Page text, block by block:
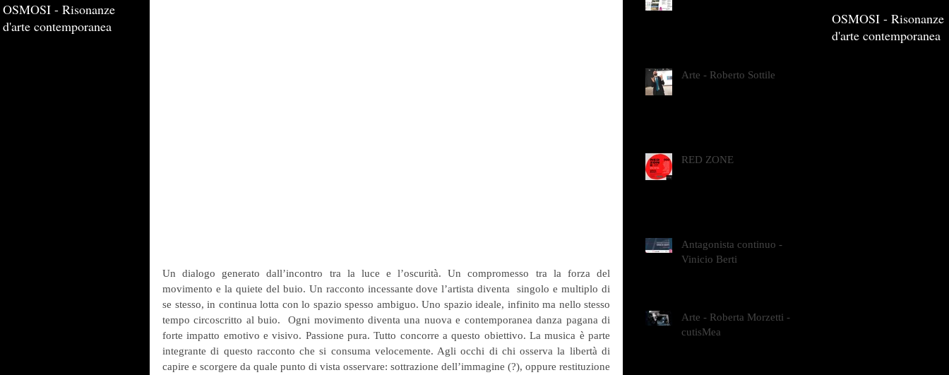
Un dialogo generato dall’incontro tra la luce e l’oscurità. Un compromesso tra la forza del
movimento e la quiete del buio. Un racconto incessante dove l’artista diventa  singolo e multiplo di
se stesso, in continua lotta con lo spazio spesso ambiguo. Uno spazio ideale, infinito ma nello stesso
tempo circoscritto al buio.  Ogni movimento diventa una nuova e contemporanea danza pagana di
forte impatto emotivo e visivo. Passione pura. Tutto concorre a questo obiettivo. La musica è parte
integrante di questo racconto che si consuma velocemente. Agli occhi di chi osserva la libertà di
capire e scorgere da quale punto di vista osservare: sottrazione dell’immagine (?), oppure restituzione
Arte - Roberto Sottile
RED ZONE
Antagonista continuo -
Vinicio Berti
Arte - Roberta Morzetti -
cutisMea
OSMOSI - Risonanze
d'arte contemporanea
OSMOSI - Risonanze
d'arte contemporanea